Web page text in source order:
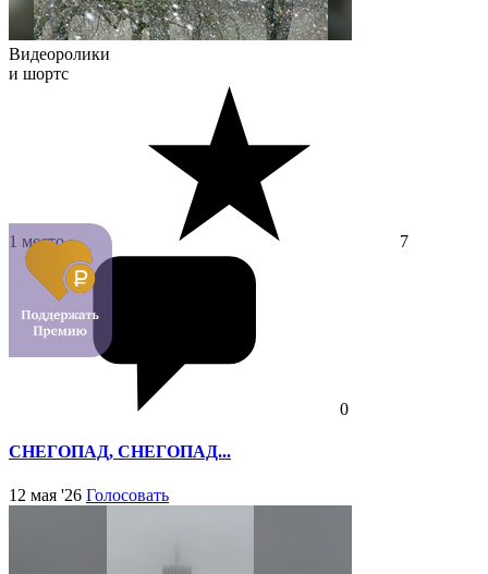
Видеоролики
и шортс
1 место 7
0
СНЕГОПАД, СНЕГОПАД...
12 мая '26 Голосовать